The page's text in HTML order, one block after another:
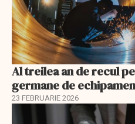
Al treilea an de recul
germane de
23 FEBRUARIE 2026